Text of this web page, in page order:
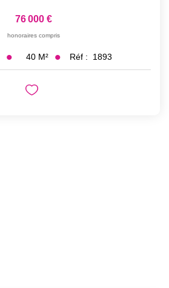
76 000 €
honoraires compris
40 M² Réf : 1893